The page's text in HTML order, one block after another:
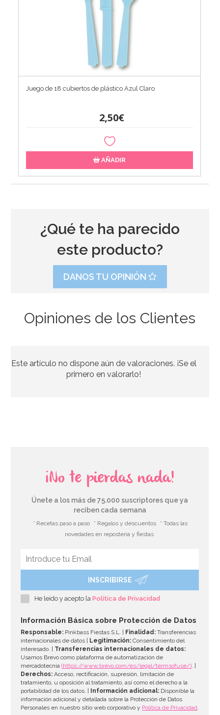
Juego de 18 cubiertos de plástico Azul Claro
2,50€
AÑADIR
¿Qué te ha parecido
este producto?
DANOS TU OPINIÓN
Opiniones de los Clientes
Este artículo no dispone aún de valoraciones. ¡Se el
primero en valorarlo!
¡No te pierdas nada!
Únete a los más de 75.000 suscriptores que ya
reciben cada semana
* Recetas paso a paso * Regalos y descuentos
* Todas las
novedades en repostería y fiestas
INSCRIBIRSE
He leído y acepto laPolítica de Privacidad
Información Básica sobre Protección de Datos
Responsable: Pinkbass Fiestas S.L. | Finalidad: Transferencias
internacionales de datos |
Legitimación: Consentimiento del
interesado. | Transferencias internacionales de datos:
Usamos Brevo como plataforma de automatización de
mercadotecnia(https://www.brevo.com/es/legal/termsofuse/). |
Derechos: Acceso, rectificación, supresión, limitación de
tratamiento, u oposición al tratamiento, así como el derecho a la
portabilidad de los datos. |
Información adicional: Disponible la
información adicional y detallada sobre la Protección de Datos
Personales en nuestro sitio web corporativo y Política de Privacidad.